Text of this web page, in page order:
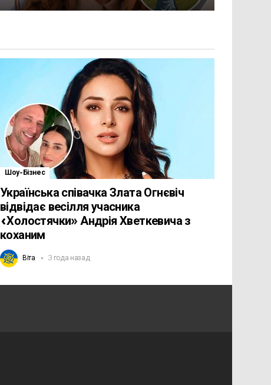
Шоу-Бізнес
Українська співачка Злата Огнєвіч
відвідає весілля учасника
«Холостячки» Андрія Хветкевича з
коханим
Віта 3 года назад